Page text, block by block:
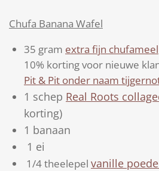
Chufa Banana Wafel
35 gram extra fijn chufameel
10% korting voor nieuwe
Pit & Pit onder naam
1 schep Real Roots
korting)
1 banaan
1 ei
1/4 theelepel vanille